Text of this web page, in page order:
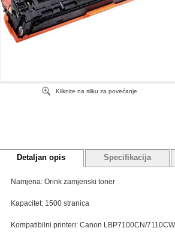
Kliknite na sliku za povećanje
Detaljan opis Specifikacija
Namjena: Orink zamjenski toner
Kapacitet: 1500 stranica
Kompatibilni printeri: Canon LBP7100CN/